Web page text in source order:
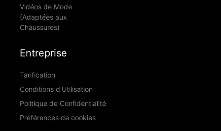
Vidéos de Mode
(Adaptées aux
Chaussures)
Entreprise
Tarification
Conditions d'Utilisation
Politique de Confidentialité
Préférences de cookies